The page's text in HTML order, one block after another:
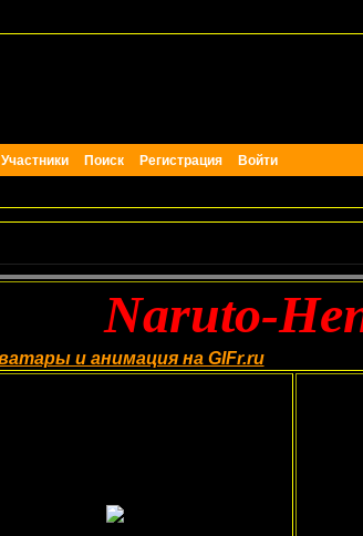
Участники Поиск Регистрация Войти
Naruto-